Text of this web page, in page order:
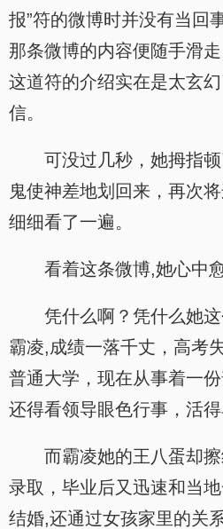
报”符的微博时并没有当回
那条微博的内容便随手滑
这道符的介绍实在是太玄
信。
可没过几秒，她拇指
鬼使神差地划回来，再次
细细看了一遍。
看着这条微博,她心中
凭什么啊？凭什么她
霸凌,成绩一落千丈，高考
普通大学，现在从事着一
还得看领导眼色行事，活得
而霸凌她的王八蛋却
录取，毕业后又迅速和当
结婚,还通过女孩家里的关